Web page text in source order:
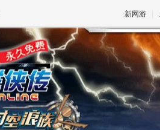
新网游